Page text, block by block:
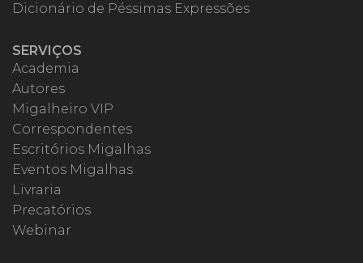
Dicionário de Péssimas Expressões
SERVIÇOS
Academia
Autores
Migalheiro VIP
Correspondentes
Escritórios Migalhas
Eventos Migalhas
Livraria
Precatórios
Webinar